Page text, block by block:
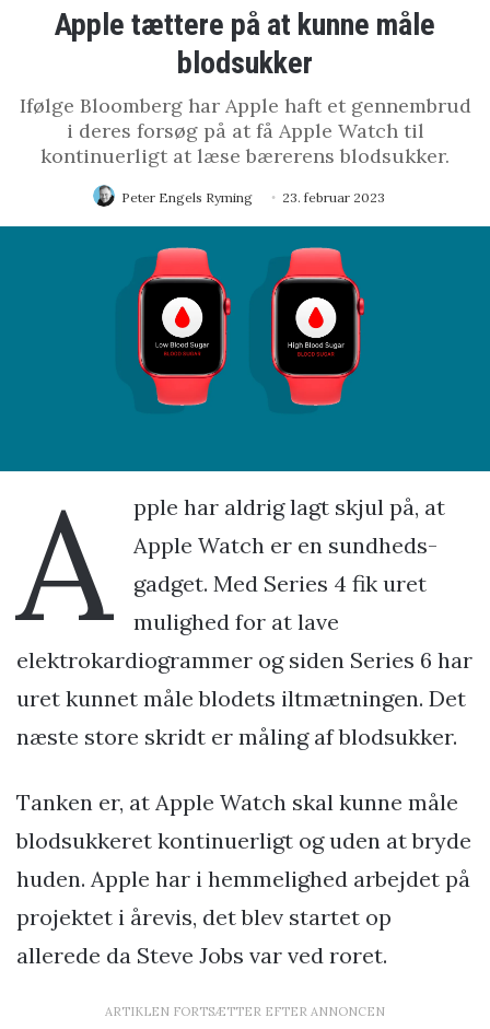
Apple tættere på at kunne måle
blodsukker
Ifølge Bloomberg har Apple haft et gennembrud
i deres forsøg på at få Apple Watch til
kontinuerligt at læse bærerens blodsukker.
Peter Engels Ryming 23. februar 2023
A
pple har aldrig lagt skjul på, at
Apple Watch er en sundheds-
gadget. Med Series 4 fik uret
mulighed for at lave
elektrokardiogrammer og siden Series 6 har
uret kunnet måle blodets iltmætningen. Det
næste store skridt er måling af blodsukker.
Tanken er, at Apple Watch skal kunne måle
blodsukkeret kontinuerligt og uden at bryde
huden. Apple har i hemmelighed arbejdet på
projektet i årevis, det blev startet op
allerede da Steve Jobs var ved roret.
ARTIKLEN FORTSÆTTER EFTER ANNONCEN